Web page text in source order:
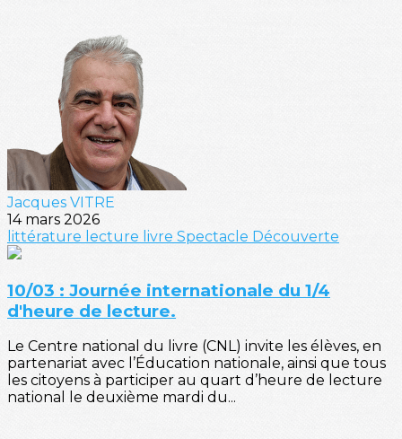
Jacques VITRE
14 mars 2026
littérature lecture livre Spectacle Découverte
10/03 : Journée internationale du 1/4
d'heure de lecture.
Le Centre national du livre (CNL) invite les élèves, en
partenariat avec l’Éducation nationale, ainsi que tous
les citoyens à participer au quart d’heure de lecture
national le deuxième mardi du...